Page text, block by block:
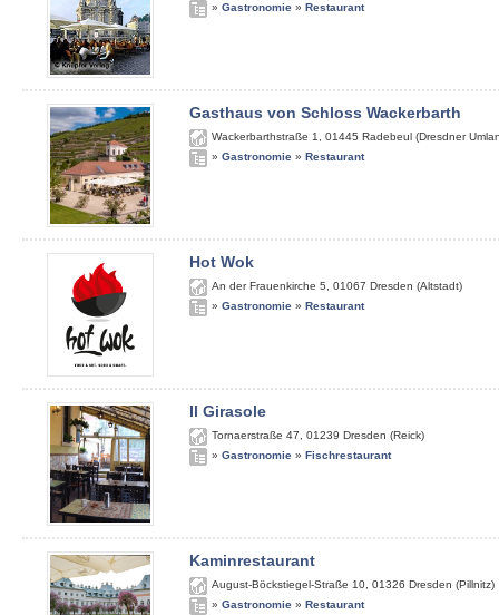
» Gastronomie » Restaurant
Gasthaus von Schloss Wackerbarth
Wackerbarthstraße 1 01445 Radebeul (Dresdner
» Gastronomie » Restaurant
Hot Wok
An der Frauenkirche 5 01067 Dresden (Altstadt)
» Gastronomie » Restaurant
Il Girasole
Tornaerstraße 47 01239 Dresden (Reick)
» Gastronomie » Fischrestaurant
Kaminrestaurant
August-Böckstiegel-Straße 10 01326 Dresden (Pillnitz)
» Gastronomie » Restaurant